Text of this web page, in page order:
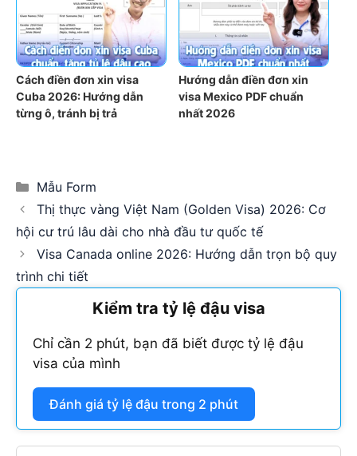
Cách điền đơn xin visa
Cuba 2026: Hướng dẫn
từng ô, tránh bị trả
Hướng dẫn điền đơn xin
visa Mexico PDF chuẩn
nhất 2026
Categories
Mẫu Form
Thị thực vàng Việt Nam (Golden Visa) 2026: Cơ
hội cư trú lâu dài cho nhà đầu tư quốc tế
Visa Canada online 2026: Hướng dẫn trọn bộ quy
trình chi tiết
Kiểm tra tỷ lệ đậu visa
Chỉ cần 2 phút, bạn đã biết được tỷ lệ đậu
visa của mình
Đánh giá tỷ lệ đậu trong 2 phút